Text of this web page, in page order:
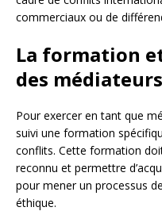
commerciaux ou de
La formation
des médiateurs
Pour exercer en tant que
suivi une formation
conflits. Cette formation
reconnu et permettre
pour mener un processus
éthique.